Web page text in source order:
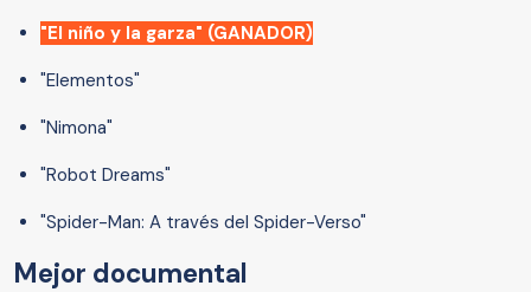
"El niño y la garza" (GANADOR)
"Elementos"
"Nimona"
"Robot Dreams"
"Spider-Man: A través del Spider-Verso"
Mejor documental